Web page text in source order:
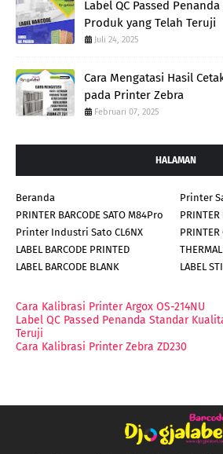
Label QC Passed
Produk yang Telah Teruji
Juli 24, 2025
Cara Mengatasi Hasil
pada Printer Zebra
Februari 07, 2025
HALAMAN
Beranda
Printer
PRINTER BARCODE SATO M84Pro
PRINTER
Printer Industri Sato CL6NX
PRINTER
LABEL BARCODE PRINTED
LABEL BARCODE BLANK
LABEL
Cara Kalibrasi Printer Argox OS-214NU
Label QC Passed Penanda Standar
Teruji
Cara Kalibrasi Printer Zebra ZD230